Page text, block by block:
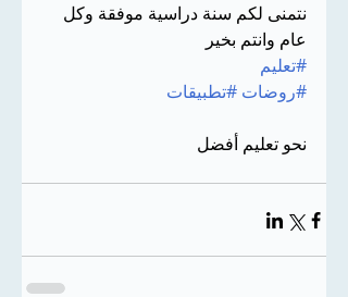
نتمنى لكم سنة دراسية موفقة وكل
عام وانتم بخير
#تعليم
#روضات #تطبيقات
نحو تعليم أفضل